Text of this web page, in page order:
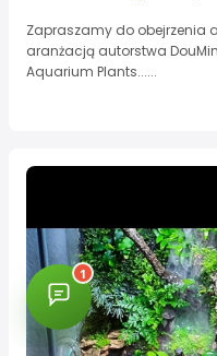
Zapraszamy do obejrzenia
aranżacją autorstwa
Aquarium Plants......